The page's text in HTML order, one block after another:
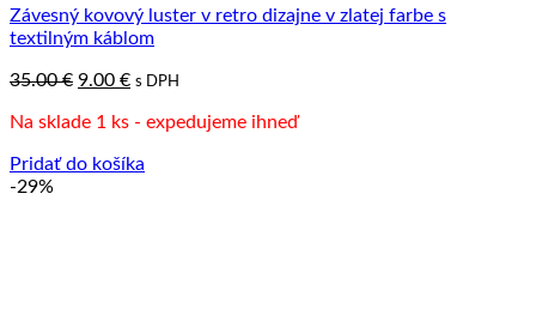
Závesný kovový luster v retro dizajne v zlatej farbe s
textilným káblom
35.00€ Pôvodná
bola:
9.00 €Aktuálna
je:
s DPH
Na sklade 1 ks - expedujeme ihneď
Pridať do košíka
-29%